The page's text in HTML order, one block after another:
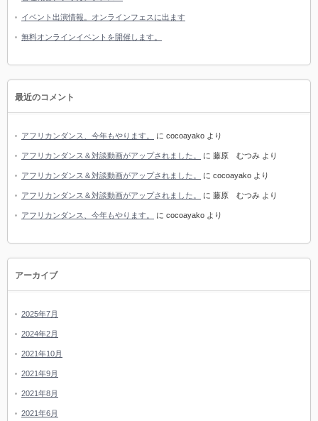
イベント出演情報。オンラインフェスに出ます
無料オンラインイベントを開催します。
最近のコメント
アフリカンダンス、今年もやります。 に cocoayako より
アフリカンダンス＆対談動画がアップされました。 に 藤原 むつみ より
アフリカンダンス＆対談動画がアップされました。 に cocoayako より
アフリカンダンス＆対談動画がアップされました。 に 藤原 むつみ より
アフリカンダンス、今年もやります。 に cocoayako より
アーカイブ
2025年7月
2024年2月
2021年10月
2021年9月
2021年8月
2021年6月